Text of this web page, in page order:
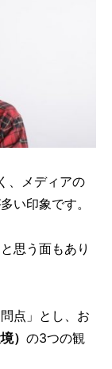
、メディアの
い印象です。
思う面もあり
点」とし、お
） の3つの観